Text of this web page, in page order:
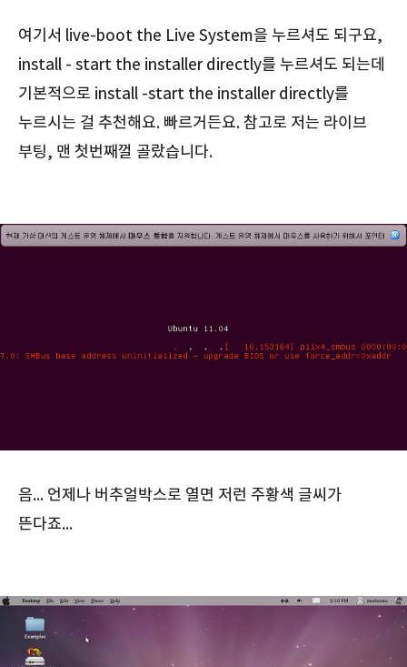
여기서 live-boot the Live System을 누르셔도 되구요,
install - start the installer directly를 누르셔도 되는데
기본적으로 install -start the installer directly를
누르시는 걸 추천해요. 빠르거든요. 참고로 저는 라이브
부팅, 맨 첫번째껄 골랐습니다.
음... 언제나 버추얼박스로 열면 저런 주황색 글씨가
뜬다죠...